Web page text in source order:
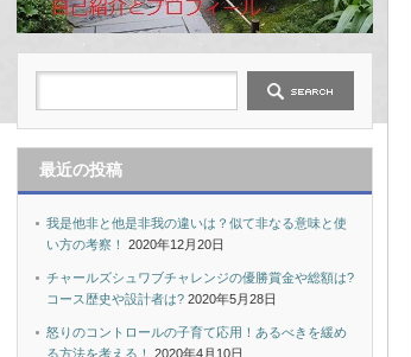
最近の投稿
我是他非と他是非我の違いは？似て非なる意味と使
い方の考察！
2020年12月20日
チャールズシュワブチャレンジの優勝賞金や総額は?
コース歴史や設計者は? 2020年5月28日
怒りのコントロールの子育て応用！あるべきを緩め
る方法を考える！
2020年4月10日